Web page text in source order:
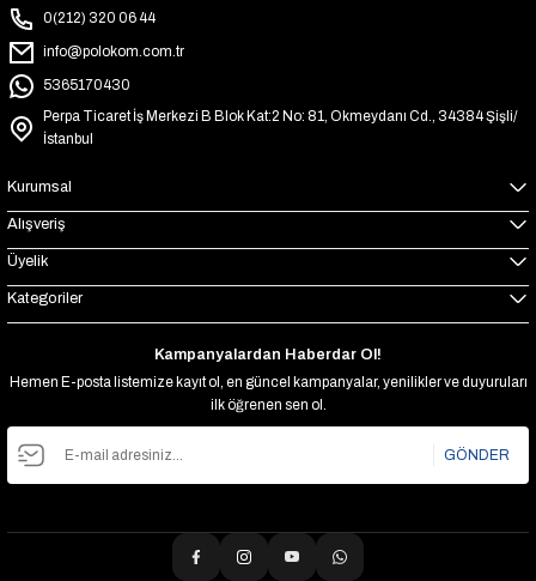
0(212) 320 06 44
info@polokom.com.tr
5365170430
Perpa Ticaret İş Merkezi B Blok Kat:2 No: 81, Okmeydanı Cd., 34384 Şişli/
İstanbul
Kurumsal
Alışveriş
Üyelik
Kategoriler
Kampanyalardan Haberdar Ol!
Hemen E-posta listemize kayıt ol, en güncel kampanyalar, yenilikler ve duyuruları
ilk öğrenen sen ol.
GÖNDER